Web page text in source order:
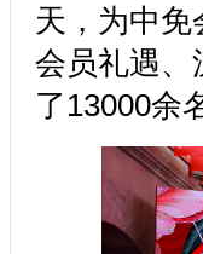
天，为中
会员礼遇、
了13000余